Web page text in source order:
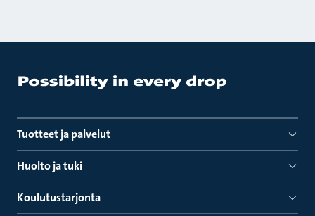
Tuotteet ja palvelut
Huolto ja tuki
Koulutustarjonta